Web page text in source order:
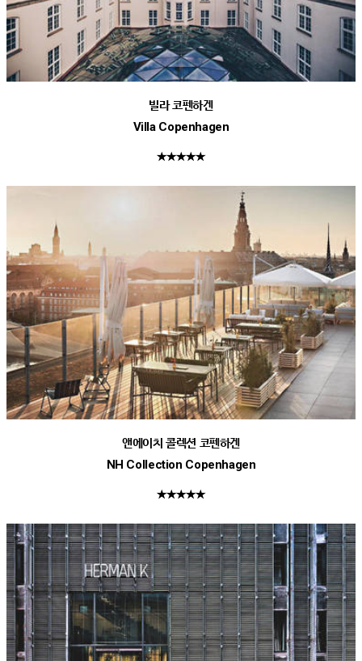
빌라 코펜하겐
Villa Copenhagen
★★★★★
앤에이치 콜렉션 코펜하겐
NH Collection Copenhagen
★★★★★